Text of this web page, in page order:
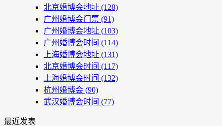
北京婚博会地址 (128)
广州婚博会门票 (91)
广州婚博会地址 (103)
广州婚博会时间 (114)
上海婚博会地址 (131)
北京婚博会时间 (117)
上海婚博会时间 (132)
杭州婚博会 (90)
武汉婚博会时间 (77)
最近发表